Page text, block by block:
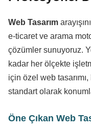
Web Tasarım
e-ticaret ve arama
çözümler sunuyoruz.
kadar her ölçekte
için özel web
standart olarak
Öne Çıkan Web